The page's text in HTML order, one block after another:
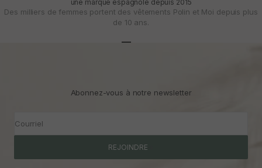
une marque espagnole depuis 2015
Des milliers de femmes portent des vêtements Polin et Moi depuis plus
de 10 ans.
Abonnez-vous à notre newsletter
Courriel
REJOINDRE